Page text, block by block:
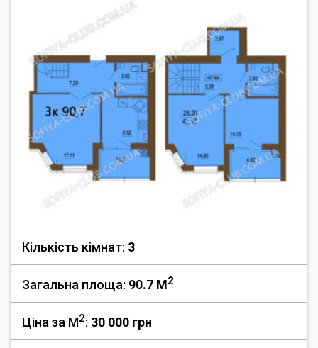
Кількість кімнат: 3
Загальна площа: 90.7 M2
Ціна за М2: 30 000 грн